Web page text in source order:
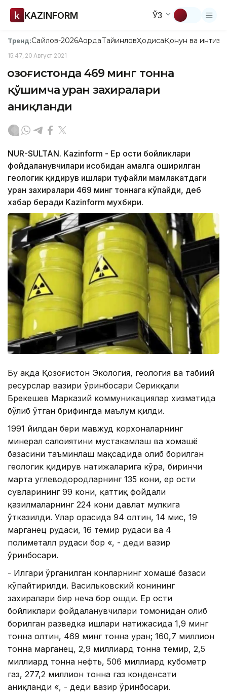
KAZINFORM ЎЗ
Тренд:Сайлов-2026АқордаТайинловҲодисаҚонун ва
15:47, 20 Август 2021
Қозоғистонда 469 минг тонна
қўшимча уран захиралари
аниқланди
NUR-SULTAN. Kazinform - Ер ости бойликлари
фойдаланувчилари ҳисобидан амалга оширилган
геологик қидирув ишлари туфайли мамлакатдаги
уран захиралари 469 минг тоннага кўпайди, деб
хабар беради Kazinform мухбири.
Бу ҳақда Қозоғистон Экология, геология ва табиий
ресурслар вазири ўринбосари Серикқали
Брекешев Марказий коммуникациялар хизматида
бўлиб ўтган брифингда маълум қилди.
1991 йилдан бери мавжуд корхоналарнинг
минерал салоҳиятини мустаҳкамлаш ва хомашё
базасини таъминлаш мақсадида олиб борилган
геологик қидирув натижаларига кўра, биринчи
марта углеводородларнинг 135 кони, ер ости
сувларининг 99 кони, қаттиқ фойдали
қазилмаларнинг 224 кони давлат мулкига
ўтказилди. Улар орасида 94 олтин, 14 мис, 19
марганец рудаси, 16 темир рудаси ва 4
полиметалл рудаси бор «, - деди вазир
ўринбосари.
- Илгари ўрганилган конларнинг хомашё базаси
кўпайтирилди. Васильковский конининг
захиралари бир неча бор ошди. Ер ости
бойликлари фойдаланувчилари томонидан олиб
борилган разведка ишлари натижасида 1,9 минг
тонна олтин, 469 минг тонна уран; 160,7 миллион
тонна марганец, 2,9 миллиард тонна темир, 2,5
миллиард тонна нефть, 506 миллиард кубометр
газ, 277,2 миллион тонна газ конденсати
аниқланди «, - деди вазир ўринбосари.